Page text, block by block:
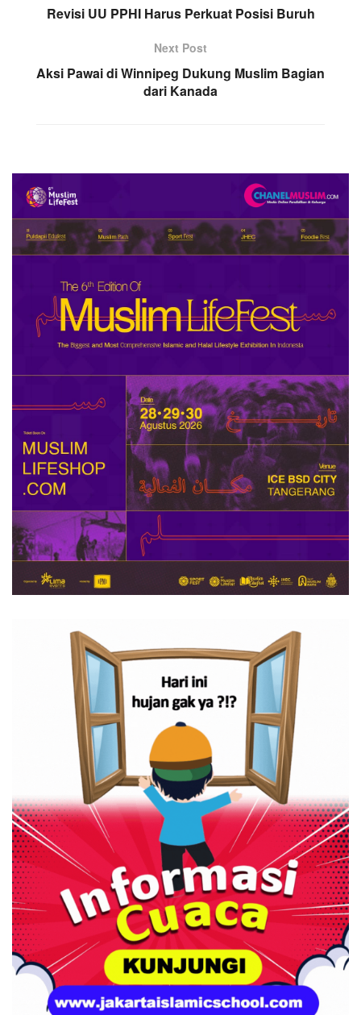
Revisi UU PPHI Harus Perkuat Posisi Buruh
Next Post
Aksi Pawai di Winnipeg Dukung Muslim Bagian
dari Kanada